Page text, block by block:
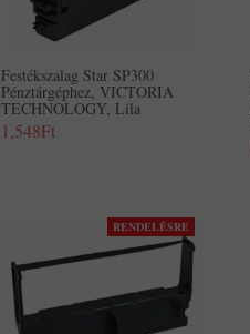
Festékszalag Star SP300
Pénztárgéphez, VICTORIA
TECHNOLOGY, Lila
1,548Ft
RENDELÉSRE